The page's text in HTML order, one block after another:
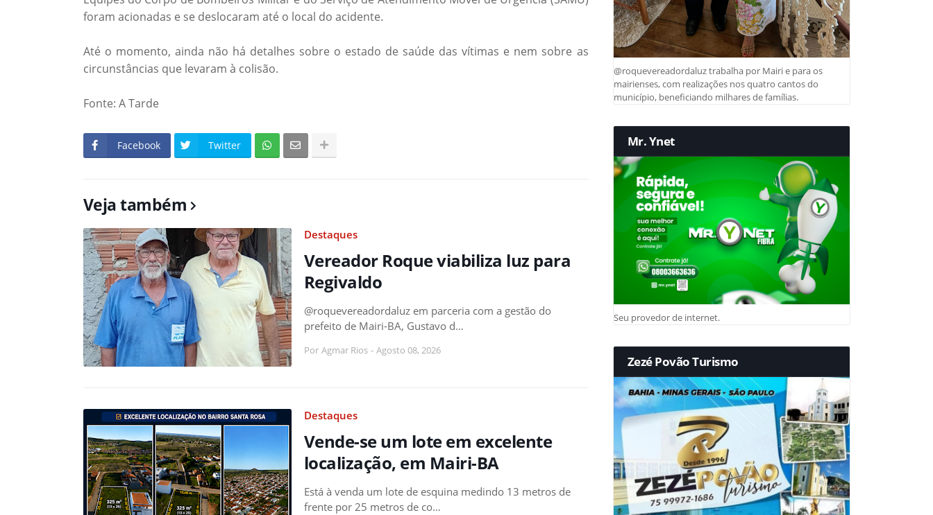
foram acionadas e se deslocaram até o local do acidente.
Até o momento, ainda não há detalhes sobre o estado de saúde das vítimas e nem sobre as
circunstâncias que levaram à colisão.
Fonte: A Tarde
Facebook Twitter
Veja também
Destaques
Vereador Roque viabiliza luz para
Regivaldo
@roquevereadordaluz em parceria com a gestão do
prefeito de Mairi-BA, Gustavo d…
Por Agmar Rios - Agosto 08, 2026
Destaques
Vende-se um lote em excelente
localização, em Mairi-BA
Está à venda um lote de esquina medindo 13 metros de
frente por 25 metros de co…
@roquevereadordaluz trabalha por Mairi e para os
mairienses, com realizações nos quatro cantos do
município, beneficiando milhares de famílias.
Mr. Ynet
Seu provedor de internet.
Zezé Povão Turismo